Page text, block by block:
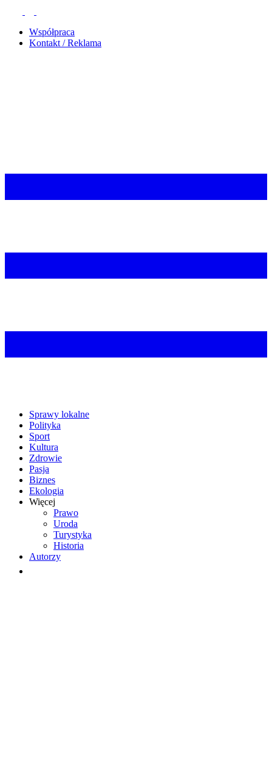
Współpraca
Kontakt / Reklama
Sprawy lokalne
Polityka
Sport
Kultura
Zdrowie
Pasja
Biznes
Ekologia
Więcej
Prawo
Uroda
Turystyka
Historia
Autorzy